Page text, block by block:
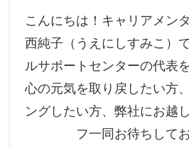
こんにちは！キャリアメン
西純子（うえにしすみこ）
ルサポートセンターの代表
心の元気を取り戻したい方
ングしたい方、弊社にお越
フ一同お待ちして